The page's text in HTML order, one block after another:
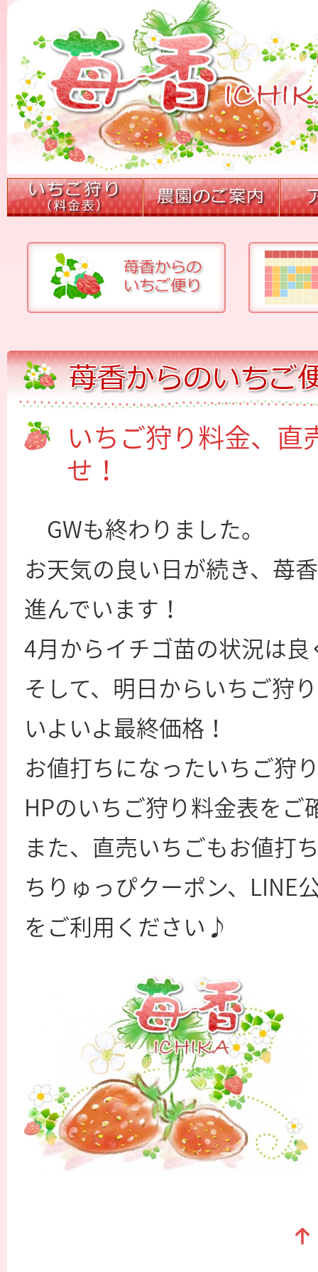
いちご狩り料金、
せ！
GWも終わりました。
お天気の良い日が続き、苺
進んでいます！
4月からイチゴ苗の状況は
そして、明日からいちご狩
いよいよ最終価格！
お値打ちになったいちご狩
HPのいちご狩り料金表をご
また、直売いちごもお値打
ちりゅっぴクーポン、LINE
をご利用ください♪